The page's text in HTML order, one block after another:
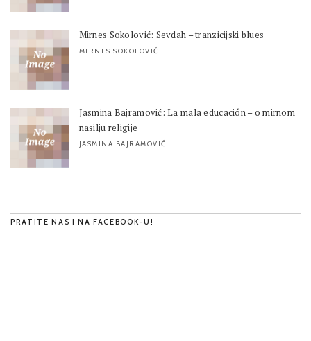
Mirnes Sokolović: Sevdah – tranzicijski blues
MIRNES SOKOLOVIĆ
Jasmina Bajramović: La mala educación – o mirnom
nasilju religije
JASMINA BAJRAMOVIĆ
PRATITE NAS I NA FACEBOOK-U!